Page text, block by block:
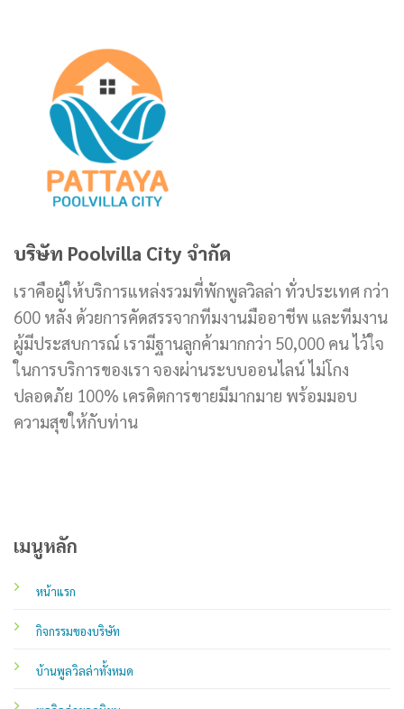
บริษัท Poolvilla City จำกัด
เราคือผู้ให้บริการแหล่งรวมที่พักพูลวิลล่า ทั่วประเทศ กว่า
600 หลัง ด้วยการคัดสรรจากทีมงานมืออาชีพ และทีมงาน
ผู้มีประสบการณ์ เรามีฐานลูกค้ามากกว่า 50,000 คน ไว้ใจ
ในการบริการของเรา จองผ่านระบบออนไลน์ ไม่โกง
ปลอดภัย 100% เครดิตการขายมีมากมาย พร้อมมอบ
ความสุขให้กับท่าน
เมนูหลัก
หน้าแรก
กิจกรรมของบริษัท
บ้านพูลวิลล่าทั้งหมด